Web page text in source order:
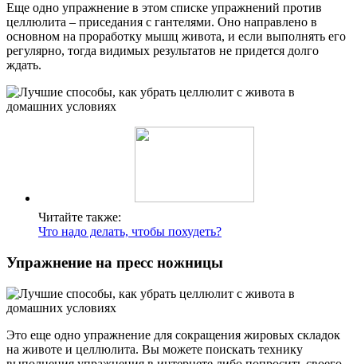
Еще одно упражнение в этом списке упражнений против
целлюлита – приседания с гантелями. Оно направлено в
основном на проработку мышц живота, и если выполнять его
регулярно, тогда видимых результатов не придется долго
ждать.
Читайте также:
Что надо делать, чтобы похудеть?
Упражнение на пресс ножницы
Это еще одно упражнение для сокращения жировых складок
на животе и целлюлита. Вы можете поискать технику